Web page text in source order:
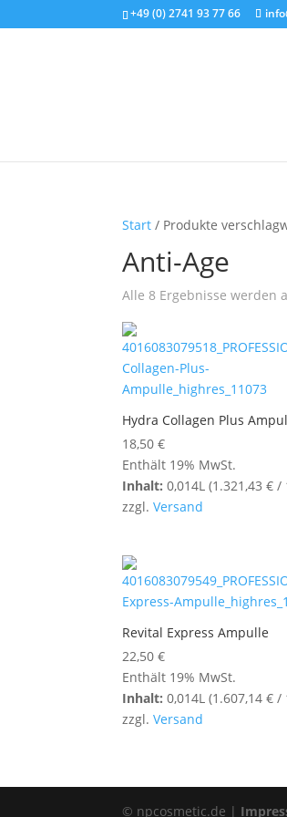
+49 (0) 2741 93 77 66
Start / Produkte
Anti-Age
Alle 8 Ergebnisse werden
Hydra Collagen Plus
18,50€
Enthält 19% MwSt.
Inhalt: 0,014L (1.321,43€ /
zzgl.Versand
Revital Express Ampulle
22,50€
Enthält 19% MwSt.
Inhalt: 0,014L (1.607,14€ /
zzgl.Versand
© npcosmetic.de |